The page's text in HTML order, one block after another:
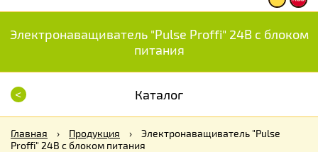
Электронаващиватель "Pulse Proffi" 24В с блоком
питания
< Каталог
Главная › Продукция ›
Электронаващиватель "Pulse
Proffi" 24В с блоком питания